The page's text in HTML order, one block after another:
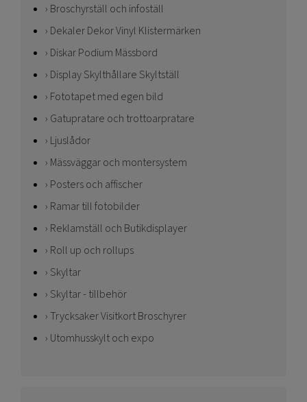
Broschyrställ och infoställ
Dekaler Dekor Vinyl Klistermärken
Diskar Podium Mässbord
Display Skylthållare Skyltställ
Fototapet med egen bild
Gatupratare och trottoarpratare
Ljuslådor
Mässväggar och montersystem
Posters och affischer
Ramar till fotobilder
Reklamställ och Butikdisplayer
Roll up och rollups
Skyltar
Skyltar - tillbehör
Trycksaker Visitkort Broschyrer
Utomhusskylt och expo